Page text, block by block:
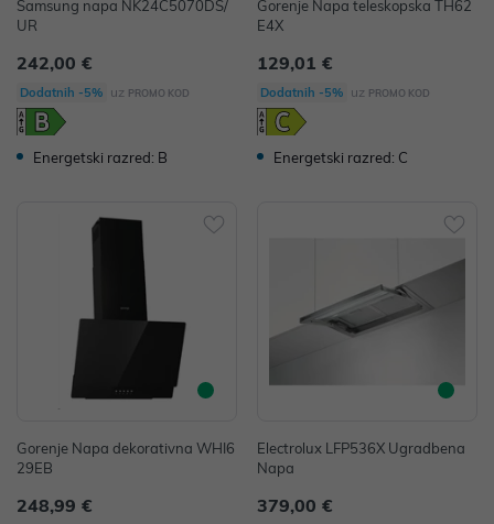
Samsung napa NK24C5070DS/
UR
242,00 €
Dodatnih -5% uz PROMO KOD
Energetski razred: B
Gorenje Napa teleskopska TH62
E4X
129,01 €
Dodatnih -5% uz PROMO KOD
Energetski razred: C
Gorenje Napa dekorativna WHI6
29EB
248,99 €
Electrolux LFP536X Ugradbena
Napa
379,00 €